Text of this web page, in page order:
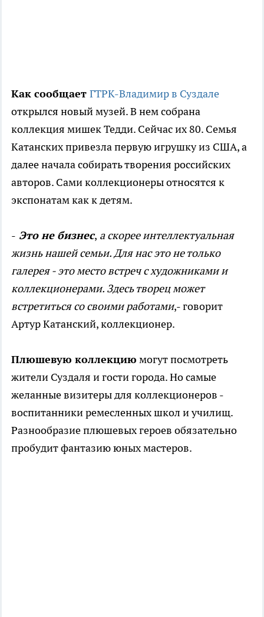
Как сообщает ГТРК-Владимирв Суздале
открылся новый музей. В нем собрана
коллекция мишек Тедди. Сейчас их 80. Семья
Катанских привезла первую игрушку из США, а
далее начала собирать творения российских
авторов. Сами коллекционеры относятся к
экспонатам как к детям.
- Это не бизнес, а скорее интеллектуальная
жизнь нашей семьи. Для нас это не только
галерея - это место встреч с художниками и
коллекционерами. Здесь творец может
встретиться со своими работами,- говорит
Артур Катанский, коллекционер.
Плюшевую коллекцию могут посмотреть
жители Суздаля и гости города. Но самые
желанные визитеры для коллекционеров -
воспитанники ремесленных школ и училищ.
Разнообразие плюшевых героев обязательно
пробудит фантазию юных мастеров.